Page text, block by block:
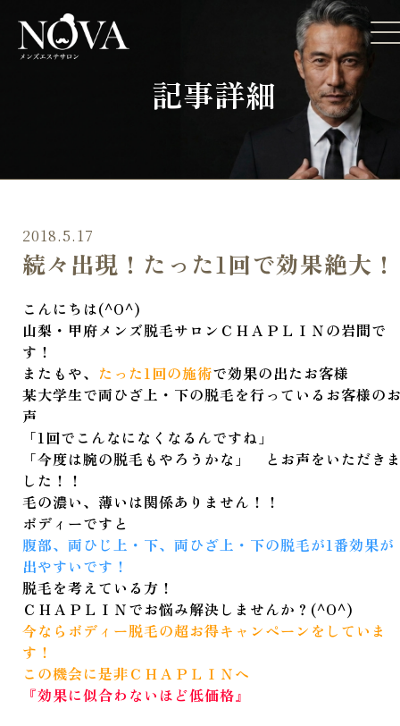
記事詳細
2018.5.17
続々出現！たった1回で効果絶大！
こんにちは(^O^)
山梨・甲府メンズ脱毛サロンＣＨＡＰＬＩＮの岩間で
す！
またもや、 たった1回の施術で効果の出たお客様
某大学生で両ひざ上・下の脱毛を行っているお客様の
声
「1回でこんなになくなるんですね」
「今度は腕の脱毛もやろうかな」 とお声をいただき
した！！
毛の濃い、薄いは関係ありません！！
ボディーですと
腹部、両ひじ上・下、両ひざ上・下の脱毛が1番効果が
出やすいです！
脱毛を考えている方！
ＣＨＡＰＬＩＮでお悩み解決しませんか？(^O^)
今ならボディー脱毛の超お得キャンペーンをしていま
す！
この機会に是非ＣＨＡＰＬＩＮへ
『効果に似合わないほど低価格』